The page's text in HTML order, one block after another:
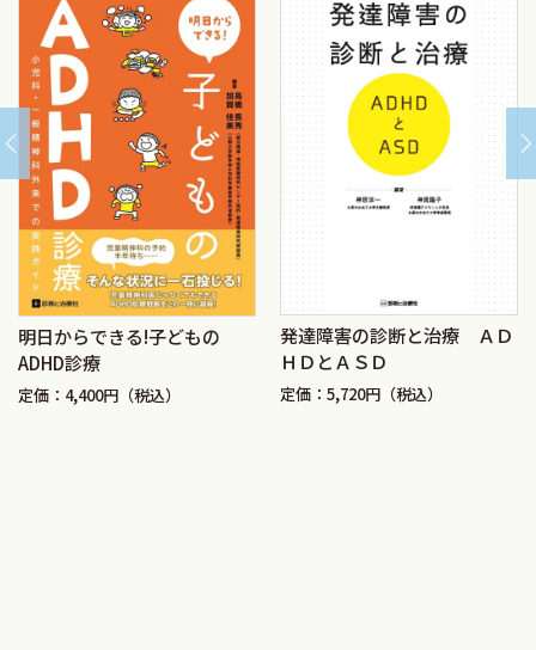
昭和医科大学発達障害医療研究所
昭和医科大学烏山病院リハビリテーションセンター
水野 健，横井英樹，五十嵐美紀
入） 五十嵐美紀
E 社会資源の活用 水野 健
第5章 当事者の声 支援者に知っておいてほしいリアルな
声
A ADHDと就労―働く当事者の声― 水野 健
B 家事―大変さと求める支援（ADHDと家事）― 五十
嵐美紀
C 性別による大変さと求める支援―ADHDの性差を考える
― 五十嵐美紀
D ADHDの周囲への伝えかた 五十嵐美紀
E おわりに 水野 健
明日からできる!子どもの
ADHD診療
定価：4,400円（税込）
発達障害の診断と治療 ＡＤ
ＨＤとＡＳＤ
定価：5,720円（税込）